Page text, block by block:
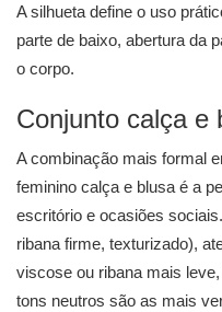
A silhueta define o uso
parte de baixo, abertura da
o corpo.
Conjunto calça e
A combinação mais formal
feminino calça e blusa é a
escritório e ocasiões
ribana firme, texturizado),
viscose ou ribana mais
tons neutros são as mais